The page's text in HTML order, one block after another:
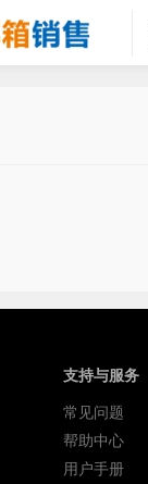
支持与服务
常见问题
帮助中心
用户手册